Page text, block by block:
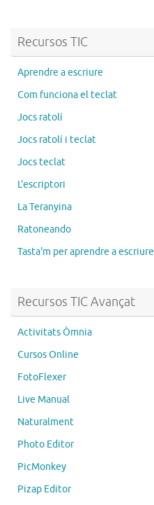
Recursos TIC
Aprendre a escriure
Com funciona el teclat
Jocs ratolí
Jocs ratolí i teclat
Jocs teclat
L'escriptori
La Teranyina
Ratoneando
Tasta'm per aprendre a escriure
Recursos TIC Avançat
Activitats Òmnia
Cursos Online
FotoFlexer
Live Manual
Naturalment
Photo Editor
PicMonkey
Pizap Editor